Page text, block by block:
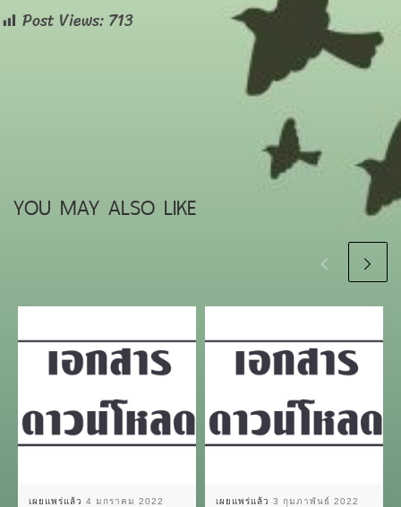
Post Views:713
YOU MAY ALSO LIKE
เผยแพร่แล้ว 4 มกราคม 2022 เผยแพร่แล้ว 3 กุมภาพันธ์ 2022